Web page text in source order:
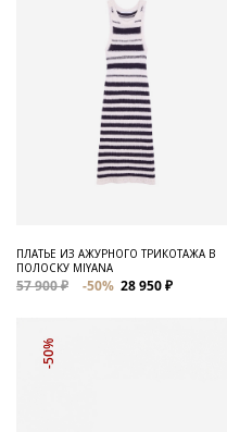
ПЛАТЬЕ ИЗ АЖУРНОГО ТРИКОТАЖА В
ПОЛОСКУ MIYANA
57 900 ₽ -50% 28 950 ₽
-50%